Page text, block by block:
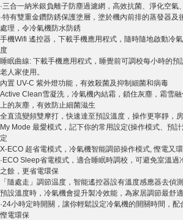
·三合一納米銀負離子防塵過濾網，高效抗菌、淨化空氣
·特有雙重金鑽防銹保護塗層，塗於機內前排的蒸發器及
處理，令冷氣機防水防銹
手機Wifi 遙控器，下載手機應用程式，隨時隨地啟動冷
度
睡眠曲線: 下載手機應用程式，睡覺前可調校每小時的預
老人家使用。
內置 UV-C 紫外燈功能，有效殺菌及抑制細菌和病毒
Active Clean雪凝洗，冷氣機內結霜，鎖住灰塵，霜雪
上的灰塵，有效防止細菌滋生
全直流變頻雙摩打，快速達至預設溫度，操作更寧靜，
My Mode 最愛模式，記下你的常用設定(操作模式、預
定
X-ECO 超省電模式，冷氣機智能調節操作模式, 慳電又
·ECO Sleep省電模式，適合睡眠時調校，可避免室溫
之餘，更省電環保
「隨處走」調節温度，智能遙控器設有溫度感應器去偵
預設溫度時，冷氣機會提升製冷效能，為家居調節最舒
·24小時定時開關，讓你輕鬆設定冷氣機的開關時間，配
慳電環保